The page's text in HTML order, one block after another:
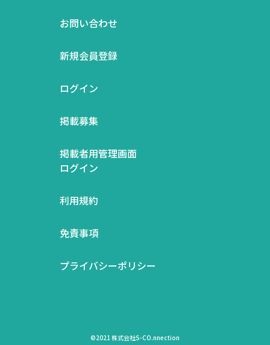
お問い合わせ
新規会員登録
ログイン
掲載募集
掲載者用管理画面
ログイン
利用規約
免責事項
プライバシーポリシー
©2021 株式会社S-CO.nnection